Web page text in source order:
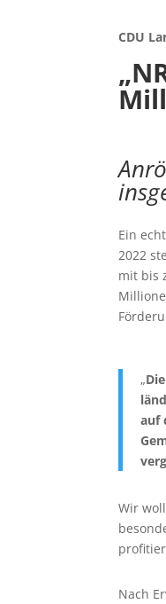
CDU
Ein
2022
mit bis
„
auf
Wir
Nach